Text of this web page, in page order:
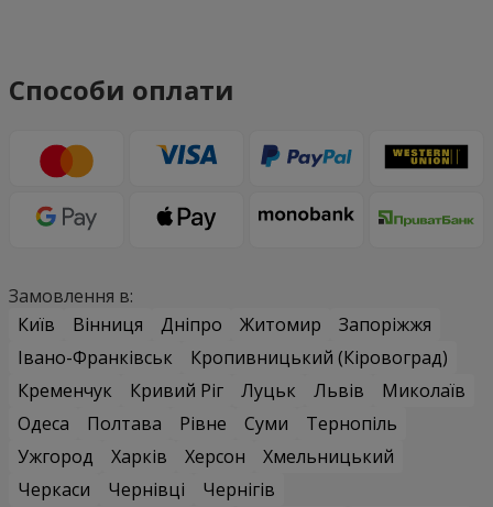
Способи оплати
Замовлення в:
Київ
Вінниця Дніпро Житомир
Запоріжжя
Івано-Франківськ
Кропивницький (Кіровоград)
Кременчук
Кривий Ріг Луцьк Львів
Миколаїв
Одеса
Полтава Рівне Суми
Тернопіль
Ужгород
Харків Херсон
Хмельницький
Черкаси
Чернівці
Чернігів